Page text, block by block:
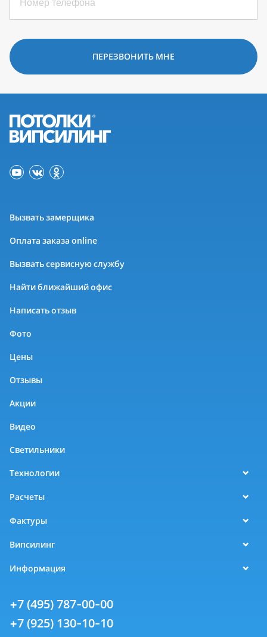
ПЕРЕЗВОНИТЬ МНЕ
Вызвать замерщика
Оплата заказа online
Вызвать сервисную службу
Найти ближайший офис
Написать отзыв
Фото
Цены
Отзывы
Акции
Видео
Светильники
Технологии
Расчеты
Фактуры
Випсилинг
Информация
+7 (495) 787-00-00
+7 (925) 130-10-10